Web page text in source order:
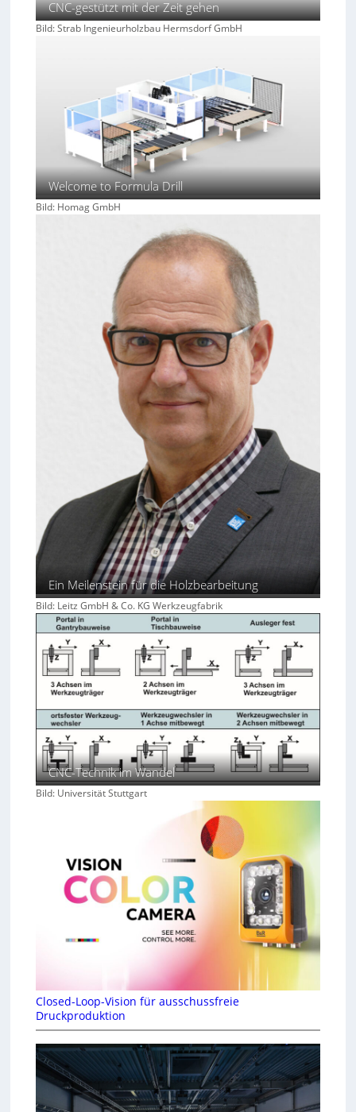
a
t
z
CNC-gestützt mit der Zeit gehen
Bild: Strab Ingenieurholzbau Hermsdorf GmbH
Welcome to Formula Drill
Bild: Homag GmbH
Ein Meilenstein für die Holzbearbeitung
Bild: Leitz GmbH & Co. KG Werkzeugfabrik
CNC-Technik im Wandel
Bild: Universität Stuttgart
Closed-Loop-Vision für ausschussfreie
Druckproduktion